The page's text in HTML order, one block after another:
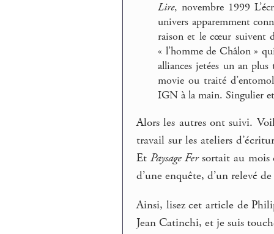
Lire, novembre 1999
univers apparemment
raison et le cœur suivent
« l’homme de Châlon »
alliances jetées un an
movie ou traité
IGN à la main. Singulier
Alors les autres ont suivi.
travail sur les ateliers
Et Paysage Fersortait au mois
d’une enquête, d’un relevé
Ainsi, lisez cet article de
Jean Catinchi, et je suis